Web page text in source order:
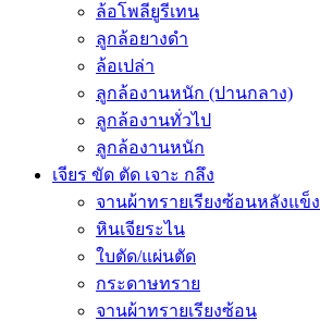
ล้อโพลียูรีเทน
ลูกล้อยางดำ
ล้อเปล่า
ลูกล้องานหนัก (ปานกลาง)
ลูกล้องานทั่วไป
ลูกล้องานหนัก
เจียร ขัด ตัด เจาะ กลึง
จานผ้าทรายเรียงซ้อนหลังแข็ง
หินเจียระไน
ใบตัด/แผ่นตัด
กระดาษทราย
จานผ้าทรายเรียงซ้อน